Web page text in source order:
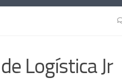
Logística Jr